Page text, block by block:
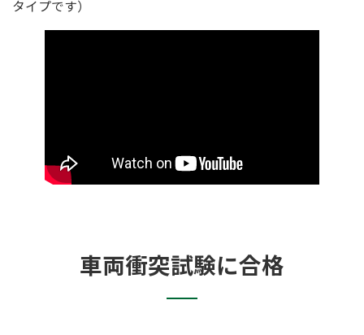
タイプです）
車両衝突試験に合格